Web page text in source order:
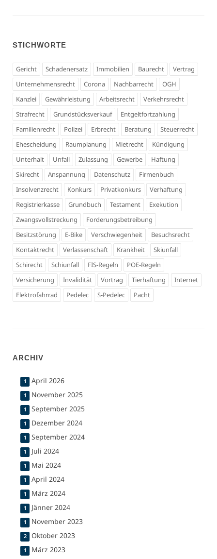
STICHWORTE
Gericht Schadenersatz Immobilien Baurecht
Vertrag
Unternehmensrecht
Corona Nachbarrecht
OGH
Kanzlei
Gewährleistung Arbeitsrecht
Verkehrsrecht
Strafrecht
Grundstücksverkauf
Entgeltfortzahlung
Familienrecht
Polizei Erbrecht Beratung
Steuerrecht
Ehescheidung
Raumplanung Mietrecht
Kündigung
Unterhalt
Unfall Zulassung Gewerbe
Haftung
Skirecht
Anspannung Datenschutz
Firmenbuch
Insolvenzrecht
Konkurs Privatkonkurs
Verhaftung
Registrierkasse
Grundbuch Testament
Exekution
Zwangsvollstreckung
Forderungsbetreibung
Besitzstörung
E-Bike Verschwiegenheit
Besuchsrecht
Kontaktrecht
Verlassenschaft Krankheit
Skiunfall
Schirecht
Schiunfall FIS-Regeln
POE-Regeln
Versicherung
Invalidität Vortrag Tierhaftung
Internet
Elektrofahrrad
Pedelec S-Pedelec Pacht
ARCHIV
1 April 2026
1 November 2025
1 September 2025
1 Dezember 2024
1 September 2024
1 Juli 2024
1 Mai 2024
1 April 2024
1 März 2024
1 Jänner 2024
1 November 2023
2 Oktober 2023
1 März 2023